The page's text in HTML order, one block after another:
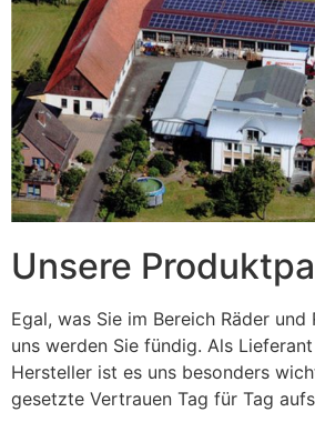
Unsere
Egal, was Sie im Bereich Räder und
uns werden Sie fündig. Als
Hersteller ist es uns besonders
gesetzte Vertrauen Tag für Tag